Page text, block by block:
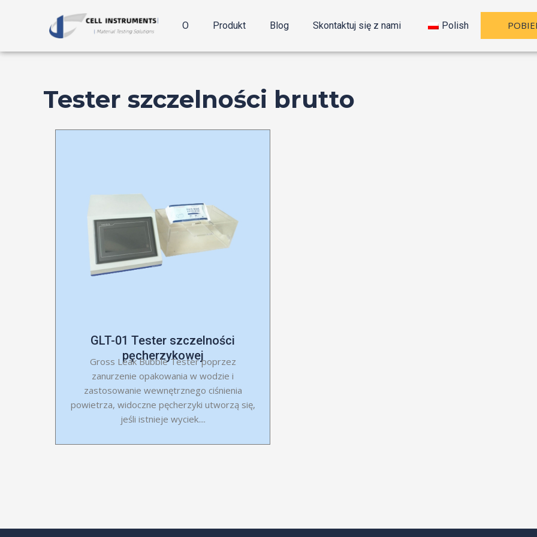
O Produkt Blog Skontaktuj się z nami Polish
Tester szczelności brutto
GLT-01 Tester szczelności
pęcherzykowej
Gross Leak Bubble Tester poprzez
zanurzenie opakowania w wodzie i
zastosowanie wewnętrznego ciśnienia
powietrza, widoczne pęcherzyki utworzą się,
jeśli istnieje wyciek....